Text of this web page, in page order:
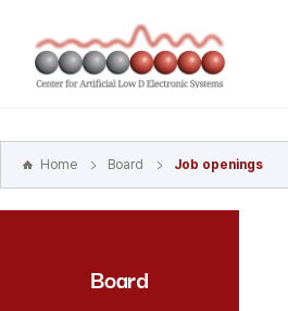
바로가기
주메뉴
바로가기
Home Board Job openings
Board